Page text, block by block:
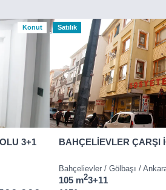
Konut
3+1
Satılık
BAHÇELİEVLER ÇARŞI
Bahçelievler / Gölbaşı /
105 m23+11